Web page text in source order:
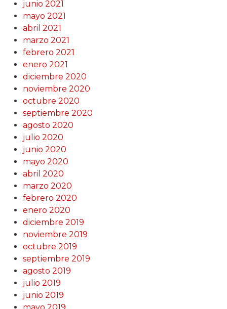
junio 2021
mayo 2021
abril 2021
marzo 2021
febrero 2021
enero 2021
diciembre 2020
noviembre 2020
octubre 2020
septiembre 2020
agosto 2020
julio 2020
junio 2020
mayo 2020
abril 2020
marzo 2020
febrero 2020
enero 2020
diciembre 2019
noviembre 2019
octubre 2019
septiembre 2019
agosto 2019
julio 2019
junio 2019